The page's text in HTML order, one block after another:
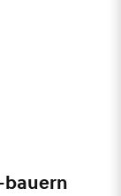
bauern